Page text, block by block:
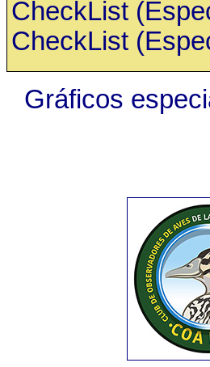
CheckList
CheckList
Gráficos